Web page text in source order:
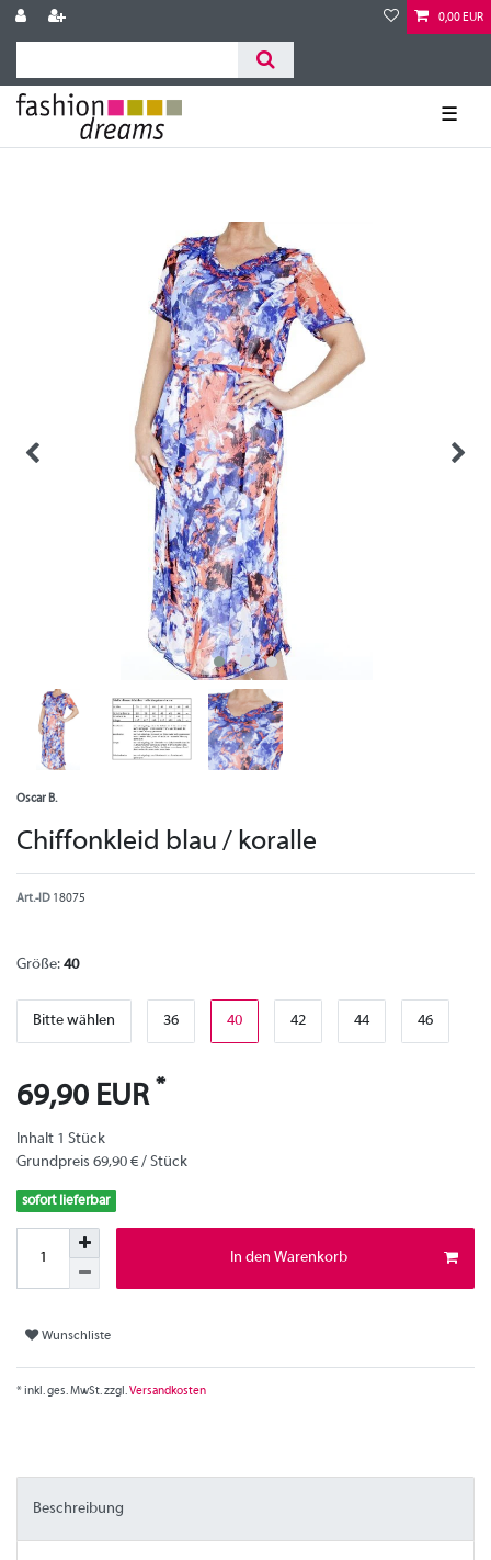
0,00 EUR
☰
Oscar B.
Chiffonkleid blau / koralle
Art.-ID 18075
Größe: 40
Bitte wählen 36 40 42 44 46
69,90 EUR *
Inhalt 1 Stück
Grundpreis 69,90 € / Stück
sofort lieferbar
In den Warenkorb
Wunschliste
* inkl. ges. MwSt. zzgl.Versandkosten
Beschreibung